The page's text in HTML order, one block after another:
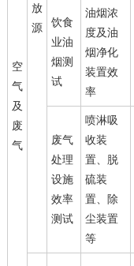
空
气
及
废
气
放
源
饮食
业油
烟测
试
油烟浓
度及油
烟净化
装置效
率
废气
处理
设施
效率
测试
喷淋吸
收装
置、脱
硫装
置、除
尘装置
等